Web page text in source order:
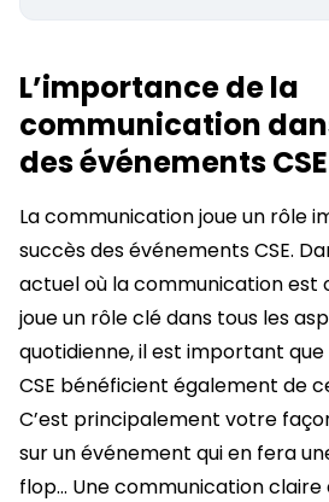
L’importance de la
communication
des événements CSE
La communication joue un rôle
succès des événements CSE.
actuel où la communication est
joue un rôle clé dans tous les
quotidienne, il est important
CSE bénéficient également de
C’est principalement votre
sur un événement qui en fera
flop… Une communication